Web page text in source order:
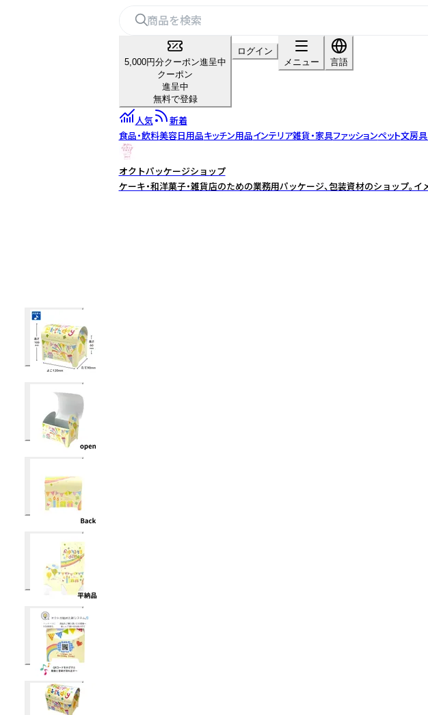
5,000円分クーポン進呈中
クーポン
進呈中
無料で登録
ログイン
メニュー
言語
人気
新着
食品・飲料美容日用品キッチン用品インテリア雑貨・家具ファッションペット文房具
オクトパッケージショップ
ケーキ・和洋菓子・雑貨店のための業務用パッケージ、包装資材のショップ。